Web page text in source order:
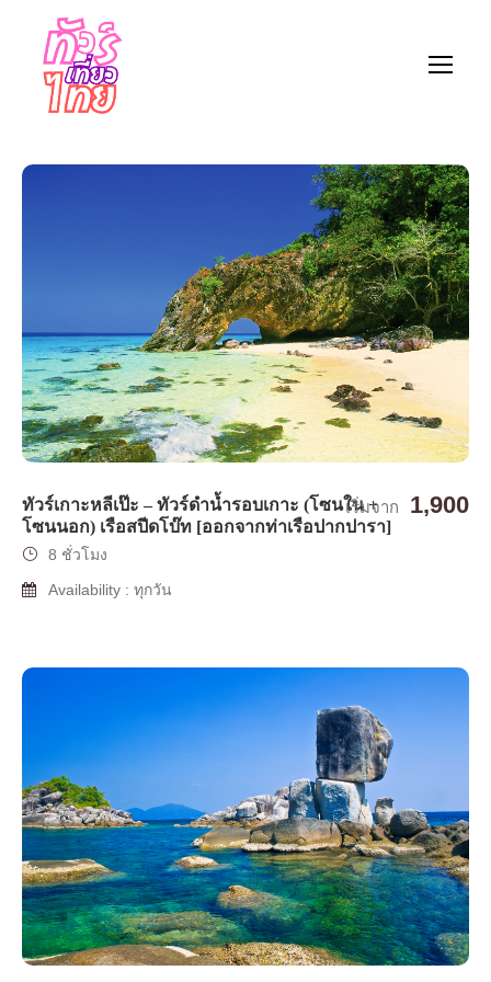
ทัวร์เกาะหลีเป๊ะ – ทัวร์ดำน้ำรอบเกาะ (โซนใน +
โซนนอก) เรือสปีดโบ๊ท [ออกจากท่าเรือปากปารา]
เริ่มจาก 1,900
8 ชั่วโมง
Availability : ทุกวัน